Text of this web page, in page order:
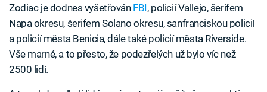
Zodiac je dodnes vyšetřován FBI, policií Vallejo, šerifem
Napa okresu, šerifem Solano okresu, sanfranciskou policií
a policií města Benicia, dále také policií města Riverside.
Vše marné, a to přesto, že podezřelých už bylo víc než
2500 lidí.